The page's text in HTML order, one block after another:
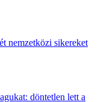
nemzetközi sikereket
döntetlen lett a